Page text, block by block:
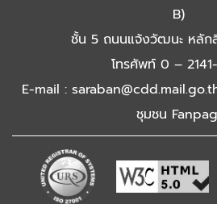
B)
ชั้น 5 ถนนแจ้งวัฒนะ หลัก
โทรศัพท์ 0 –
E-mail :
ชุมชน